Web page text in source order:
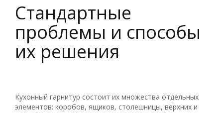
Стандартные
проблемы и способы
их решения
Кухонный гарнитур состоит их множества отдельных
элементов: коробов, ящиков, столешницы, верхних и